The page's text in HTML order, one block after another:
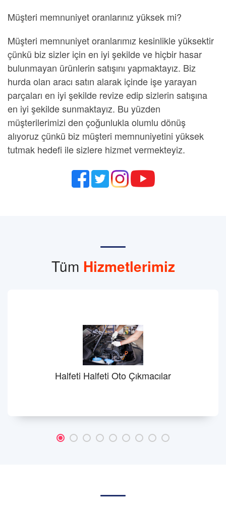
Müşteri memnuniyet oranlarınız yüksek mi?
Müşteri memnuniyet oranlarımız kesinlikle yüksektir
çünkü biz sizler için en iyi şekilde ve hiçbir hasar
bulunmayan ürünlerin satışını yapmaktayız. Biz
hurda olan aracı satın alarak içinde işe yarayan
parçaları en iyi şekilde revize edip sizlerin satışına
en iyi şekilde sunmaktayız. Bu yüzden
müşterilerimizi den çoğunlukla olumlu dönüş
alıyoruz çünkü biz müşteri memnuniyetini yüksek
tutmak hedefi ile sizlere hizmet vermekteyiz.
Tüm Hizmetlerimiz
Halfeti Halfeti Oto Çıkmacılar